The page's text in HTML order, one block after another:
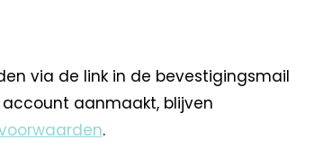
via de link in de bevestigingsmail
aanmaakt, blijven
.